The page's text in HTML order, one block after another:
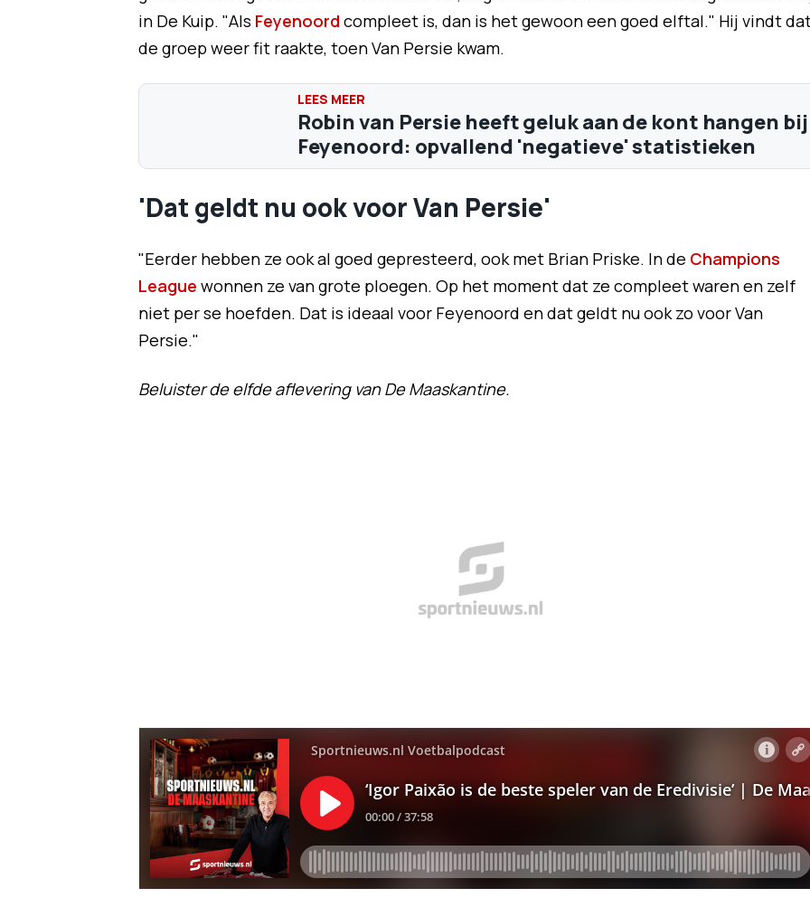
in De Kuip. "Als Feyenoord compleet is, dan is het gewoon een goed elftal." Hij vindt
de groep weer fit raakte, toen Van Persie kwam.
Robin van Persie heeft geluk aan de kont hangen bij
Feyenoord: opvallend 'negatieve' statistieken
'Dat geldt nu ook voor Van Persie'
"Eerder hebben ze ook al goed gepresteerd, ook met Brian Priske. In de Champions
League wonnen ze van grote ploegen. Op het moment dat ze compleet waren en zelf
niet per se hoefden. Dat is ideaal voor Feyenoord en dat geldt nu ook zo voor Van
Persie."
Beluister de elfde aflevering van De Maaskantine.